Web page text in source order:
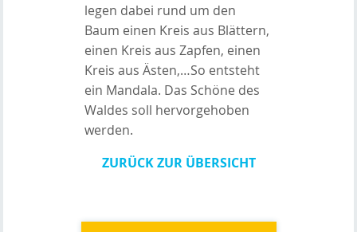
legen dabei rund um den
Baum einen Kreis aus Blättern,
einen Kreis aus Zapfen, einen
Kreis aus Ästen,…So entsteht
ein Mandala. Das Schöne des
Waldes soll hervorgehoben
werden.
ZURÜCK ZUR ÜBERSICHT